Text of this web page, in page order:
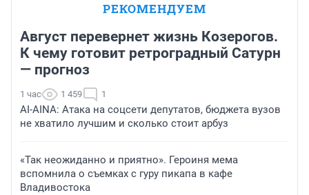
РЕКОМЕНДУЕМ
Август перевернет жизнь Козерогов.
К чему готовит ретроградный Сатурн
— прогноз
1 час 1 459 1
AI-AINA: Атака на соцсети депутатов, бюджета вузов
не хватило лучшим и сколько стоит арбуз
«Так неожиданно и приятно». Героиня мема
вспомнила о съемках с гуру пикапа в кафе
Владивостока